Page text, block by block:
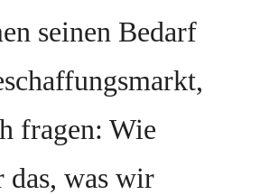
seinen Bedarf
fragen: Wie
was wir